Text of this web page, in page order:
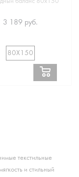
3 189 руб.
80Х150
текстильные
и стильный